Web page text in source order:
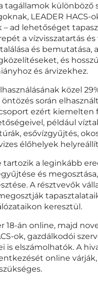
különböző
LEADER
ad lehetőséget
a vízvisszatartás
és bemutatása,
és
és árvizekhez.
közel
során
ezért kiemelten
például
esővízgyűjtés,
élőhelyek
a leginkább
és
A résztvevők
keresztül.
án online, majd
ok, gazdálkodói
is elszámolhatók. A
online